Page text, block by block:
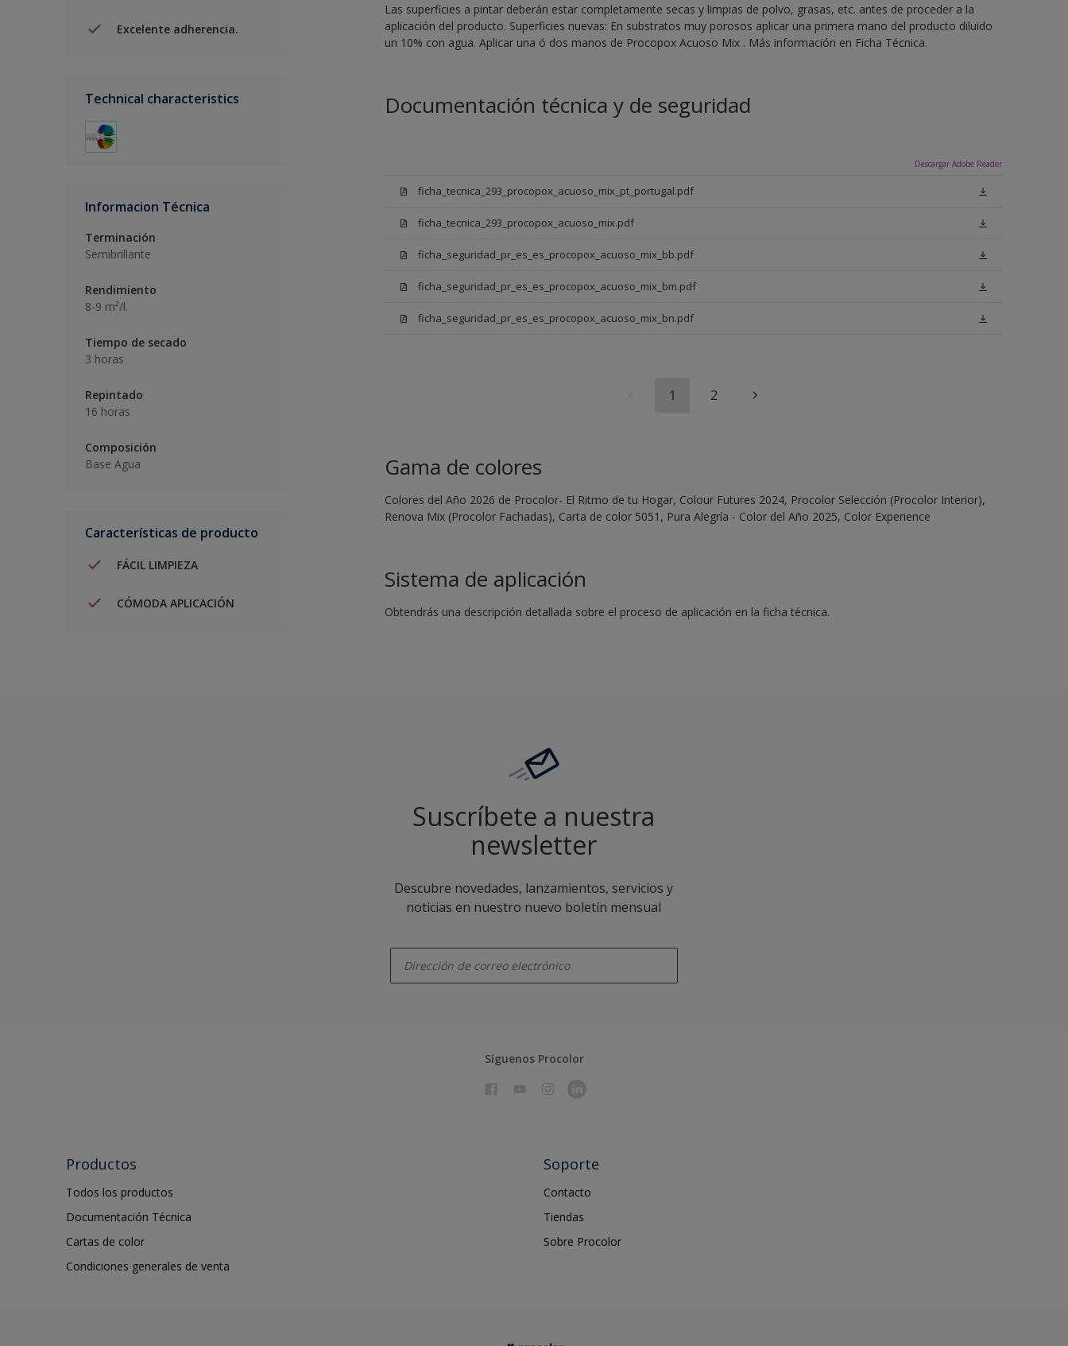
Excelente adherencia.
Technical characteristics
Informacion Técnica
Terminación
Semibrillante
Rendimiento
8-9 m²/l.
Tiempo de secado
3 horas
Repintado
16 horas
Composición
Base Agua
Características de producto
FÁCIL LIMPIEZA
CÓMODA APLICACIÓN
Las superficies a pintar deberán estar completamente secas y limpias de polvo, grasas, etc. antes de proceder a la
aplicación del producto. Superficies nuevas: En substratos muy porosos aplicar una primera mano del producto diluido
un 10% con agua. Aplicar una ó dos manos de Procopox Acuoso Mix . Más información en Ficha Técnica.
Documentación técnica y de seguridad
Descargar Adobe Reader
ficha_tecnica_293_procopox_acuoso_mix_pt_portugal.pdf
ficha_tecnica_293_procopox_acuoso_mix.pdf
ficha_seguridad_pr_es_es_procopox_acuoso_mix_bb.pdf
ficha_seguridad_pr_es_es_procopox_acuoso_mix_bm.pdf
ficha_seguridad_pr_es_es_procopox_acuoso_mix_bn.pdf
1 2
Gama de colores
Colores del Año 2026 de Procolor- El Ritmo de tu Hogar, Colour Futures 2024, Procolor Selección (Procolor Interior),
Renova Mix (Procolor Fachadas), Carta de color 5051, Pura Alegría - Color del Año 2025, Color Experience
Sistema de aplicación
Obtendrás una descripción detallada sobre el proceso de aplicación en la ficha técnica.
Suscríbete a nuestra
newsletter
Descubre novedades, lanzamientos, servicios y
noticias en nuestro nuevo boletín mensual
Síguenos Procolor
Productos
Todos los productos
Documentación Técnica
Cartas de color
Condiciones generales de venta
Soporte
Contacto
Tiendas
Sobre Procolor